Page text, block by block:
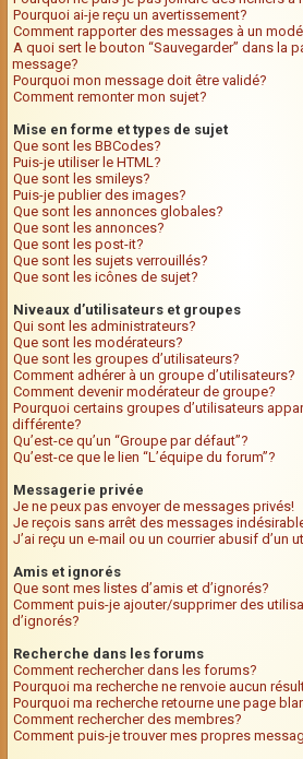
Pourquoi ai-je reçu un avertissement?
Comment rapporter des messages à un
A quoi sert le bouton “Sauvegarder” dans la
message?
Pourquoi mon message doit être validé?
Comment remonter mon sujet?
Mise en forme et types de sujet
Que sont les BBCodes?
Puis-je utiliser le HTML?
Que sont les smileys?
Puis-je publier des images?
Que sont les annonces globales?
Que sont les annonces?
Que sont les post-it?
Que sont les sujets verrouillés?
Que sont les icônes de sujet?
Niveaux d’utilisateurs et groupes
Qui sont les administrateurs?
Que sont les modérateurs?
Que sont les groupes d’utilisateurs?
Comment adhérer à un groupe d’utilisateurs?
Comment devenir modérateur de groupe?
Pourquoi certains groupes d’utilisateurs
différente?
Qu’est-ce qu’un “Groupe par défaut”?
Qu’est-ce que le lien “L’équipe du forum”?
Messagerie privée
Je ne peux pas envoyer de messages privés!
Je reçois sans arrêt des messages
J’ai reçu un e-mail ou un courrier abusif d’un
Amis et ignorés
Que sont mes listes d’amis et d’ignorés?
Comment puis-je ajouter/supprimer des
d’ignorés?
Recherche dans les forums
Comment rechercher dans les forums?
Pourquoi ma recherche ne renvoie aucun
Pourquoi ma recherche retourne une page
Comment rechercher des membres?
Comment puis-je trouver mes propres